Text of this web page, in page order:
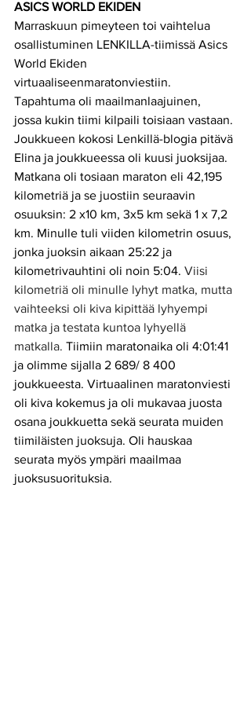
ASICS WORLD EKIDEN
Marraskuun pimeyteen toi vaihtelua
osallistuminen LENKILLA-tiimissä Asics
World Ekiden
virtuaaliseenmaratonviestiin.
Tapahtuma oli maailmanlaajuinen,
jossa kukin tiimi kilpaili toisiaan vastaan.
Joukkueen kokosi Lenkillä-blogia pitävä
Elina ja joukkueessa oli kuusi juoksijaa.
Matkana oli tosiaan maraton eli 42,195
kilometriä ja se juostiin seuraavin
osuuksin: 2 x10 km, 3x5 km sekä 1 x 7,2
km. Minulle tuli viiden kilometrin osuus,
jonka juoksin aikaan 25:22 ja
kilometrivauhtini oli noin 5:04. Viisi
kilometriä oli minulle lyhyt matka, mutta
vaihteeksi oli kiva kipittää lyhyempi
matka ja testata kuntoa lyhyellä
matkalla. Tiimiin maratonaika oli 4:01:41
ja olimme sijalla 2 689/ 8 400
joukkueesta. Virtuaalinen maratonviesti
oli kiva kokemus ja oli mukavaa juosta
osana joukkuetta sekä seurata muiden
tiimiläisten juoksuja. Oli hauskaa
seurata myös ympäri maailmaa
juoksusuorituksia.